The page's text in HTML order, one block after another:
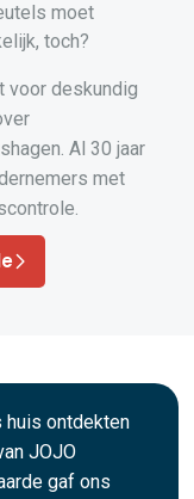
moet
toch?
voor deskundig
Al 30 jaar
met
huis ontdekten
JOJO
gaf ons